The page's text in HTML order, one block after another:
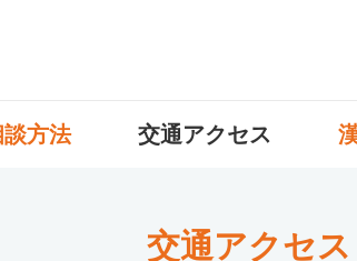
談方法 交通アクセス
交通アクセス